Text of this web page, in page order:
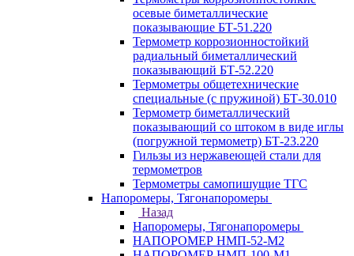
осевые биметаллические
показывающие БТ-51.220
Термометр коррозионностойкий
радиальный биметаллический
показывающий БТ-52.220
Термометры общетехнические
специальные (с пружиной) БТ-30.010
Термометр биметаллический
показывающий со штоком в виде иглы
(погружной термометр) БТ-23.220
Гильзы из нержавеющей стали для
термометров
Термометры самопишущие ТГС
Напоромеры, Тягонапоромеры
Назад
Напоромеры, Тягонапоромеры
НАПОРОМЕР НМП-52-М2